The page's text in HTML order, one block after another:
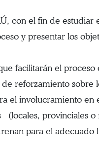
con el fin de estudiar
y presentar los
facilitarán el proceso
reforzamiento sobre
el involucramiento en
(locales, provinciales o
para el adecuado